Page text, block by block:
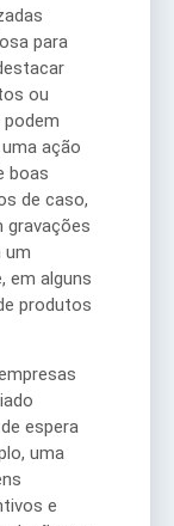
para
ou
ação
boas
de caso,
gravações
um
em alguns
produtos
espera
uma
e